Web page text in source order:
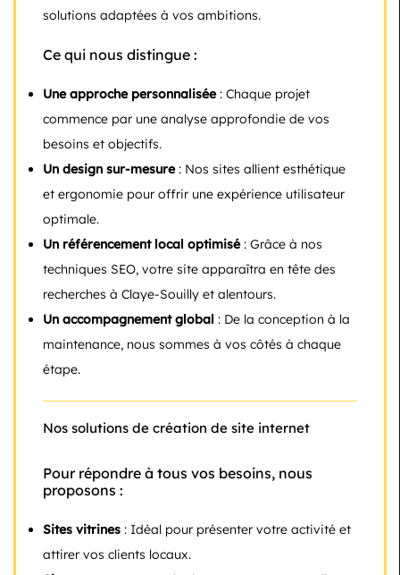
solutions adaptées à vos ambitions.
Ce qui nous distingue :
Une approche personnalisée: Chaque projet
commence par une analyse approfondie de vos
besoins et objectifs.
Un design sur-mesure: Nos sites allient esthétique
et ergonomie pour offrir une expérience utilisateur
optimale.
Un référencement local optimisé: Grâce à nos
techniques SEO, votre site apparaîtra en tête des
recherches à Claye-Souilly et alentours.
Un accompagnement global : De la conception à la
maintenance, nous sommes à vos côtés à chaque
étape.
Nos solutions de création de site internet
Pour répondre à tous vos besoins, nous
proposons :
Sites vitrines : Idéal pour présenter votre activité et
attirer vos clients locaux.